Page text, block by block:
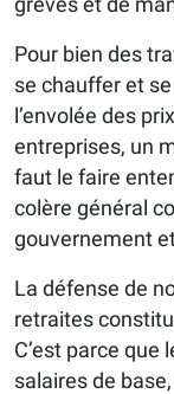
Pour bien des
se chauffer et
l’envolée des
entreprises, un
faut le faire
colère général
gouvernement
La défense de
retraites
C’est parce que
salaires de